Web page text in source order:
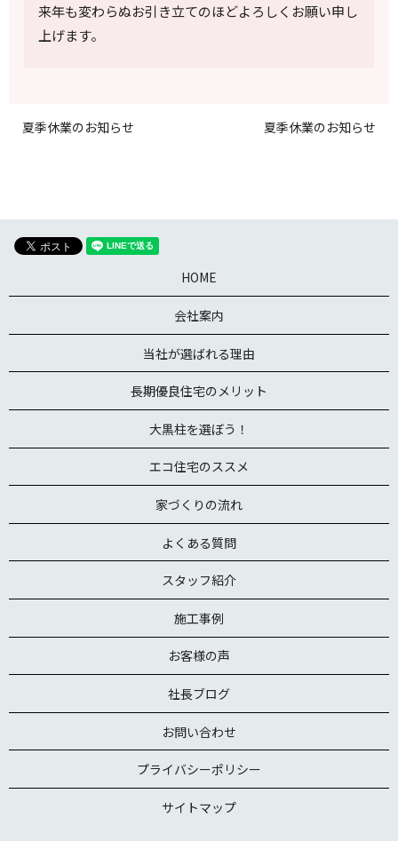
来年も変わらぬお引き立てのほどよろしくお願い申し
上げます。
夏季休業のお知らせ 夏季休業のお知らせ
HOME
会社案内
当社が選ばれる理由
長期優良住宅のメリット
大黒柱を選ぼう！
エコ住宅のススメ
家づくりの流れ
よくある質問
スタッフ紹介
施工事例
お客様の声
社長ブログ
お問い合わせ
プライバシーポリシー
サイトマップ